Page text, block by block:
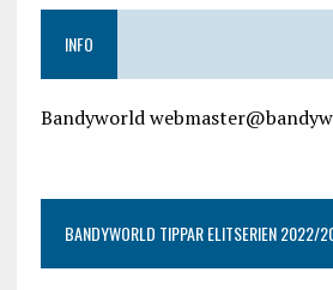
INFO
Bandyworld
BANDYWORLD TIPPAR ELITSERIEN 2022/